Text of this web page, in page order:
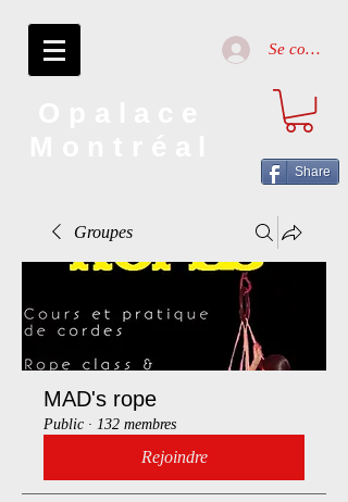
Se connecter
Share
Groupes
MAD's rope
Public · 132 membres
Rejoindre